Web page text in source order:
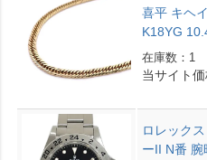
喜平 キヘ
K18YG
在庫数：1
当サイト価
ロレック
ーII N番